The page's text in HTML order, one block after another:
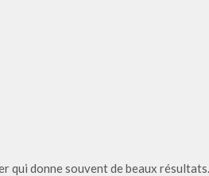
qui donne souvent de beaux